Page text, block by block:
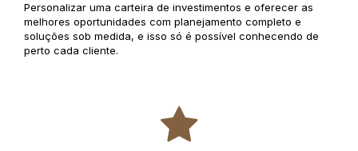
Personalizar uma carteira de investimentos e oferecer as
melhores oportunidades com planejamento completo e
soluções sob medida, e isso só é possível conhecendo de
perto cada cliente.